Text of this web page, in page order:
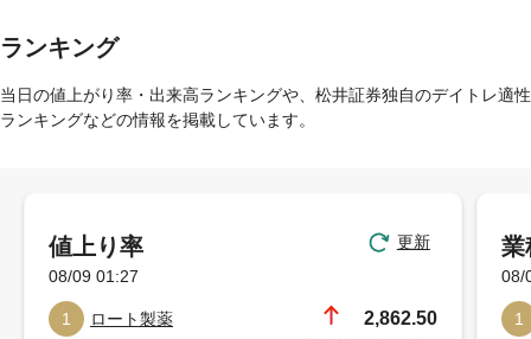
ランキング
当日の値上がり率・出来高ランキングや、松井証券独自のデイトレ適性
ランキングなどの情報を掲載しています。